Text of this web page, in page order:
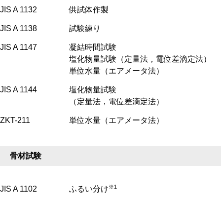
JIS A 1132 供試体作製
JIS A 1138 試験練り
JIS A 1147
凝結時間試験
塩化物量試験（定量法，電位差滴定法）
単位水量（エアメータ法）
JIS A 1144
塩化物量試験
（定量法，電位差滴定法）
ZKT-211 単位水量（エアメータ法）
骨材試験
JIS A 1102 ふるい分け※1